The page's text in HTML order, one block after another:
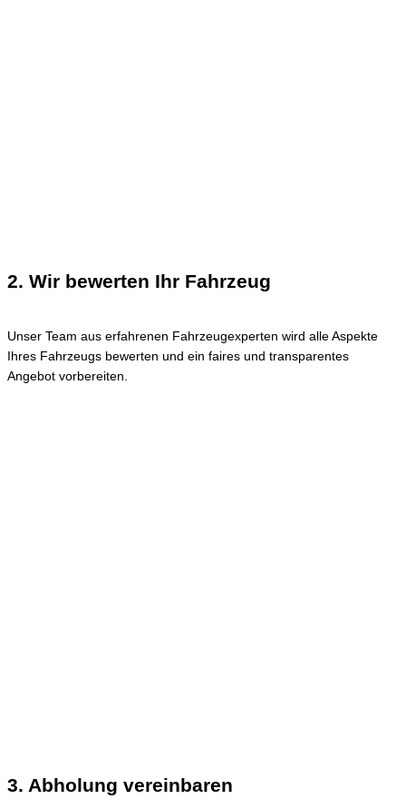
2. Wir bewerten Ihr Fahrzeug
Unser Team aus erfahrenen Fahrzeugexperten wird alle Aspekte
Ihres Fahrzeugs bewerten und ein faires und transparentes
Angebot vorbereiten.
3. Abholung vereinbaren